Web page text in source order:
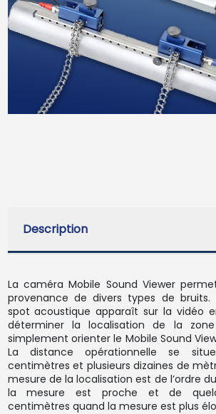
Description
La caméra Mobile Sound Viewer
provenance de divers types de bruits.
spot acoustique apparaît sur la vidéo
déterminer la localisation de la
simplement orienter le Mobile Sound
La distance opérationnelle se
centimètres et plusieurs dizaines de
mesure de la localisation est de l’ordre
la mesure est proche et de
centimètres quand la mesure est plus